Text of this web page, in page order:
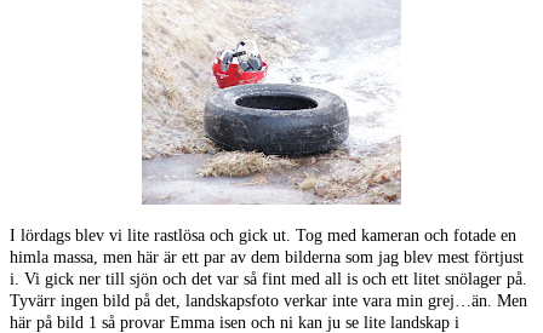
I lördags blev vi lite rastlösa och gick ut. Tog med kameran och fotade en
himla massa, men här är ett par av dem bilderna som jag blev mest förtjust
i. Vi gick ner till sjön och det var så fint med all is och ett litet snölager på.
Tyvärr ingen bild på det, landskapsfoto verkar inte vara min grej…än. Men
här på bild 1 så provar Emma isen och ni kan ju se lite landskap i